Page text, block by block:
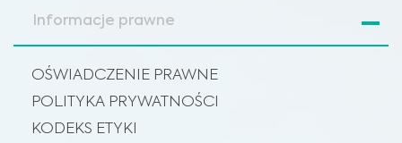
Informacje prawne
OŚWIADCZENIE PRAWNE
POLITYKA PRYWATNOŚCI
KODEKS ETYKI